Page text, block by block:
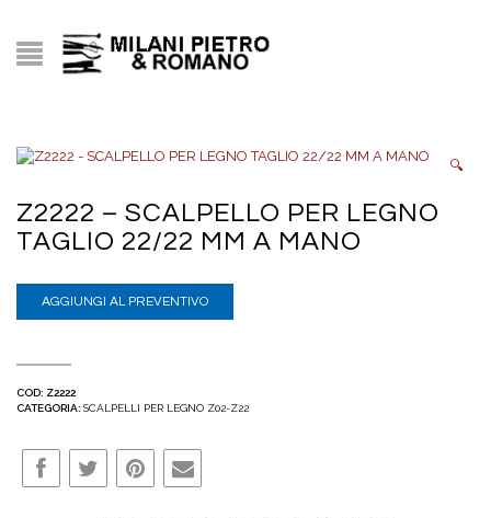
🔍
Z2222 – SCALPELLO PER LEGNO
TAGLIO 22/22 MM A MANO
AGGIUNGI AL PREVENTIVO
COD: Z2222
CATEGORIA: SCALPELLI PER LEGNO Z02-Z22